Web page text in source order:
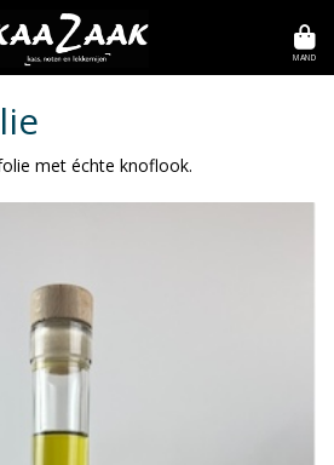
MAND
met échte knoflook.